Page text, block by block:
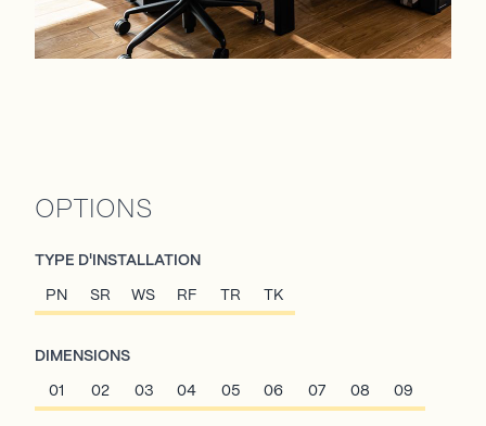
OPTIONS
TYPE D'INSTALLATION
PN SR WS RF TR TK
DIMENSIONS
01 02 03 04 05 06 07 08 09